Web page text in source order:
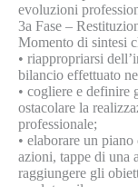
evoluzioni
3a Fase –
Momento di sintesi
• riappropriarsi
bilancio effettuato
• cogliere e definire
ostacolare la
professionale;
• elaborare un
azioni, tappe di una
raggiungere gli